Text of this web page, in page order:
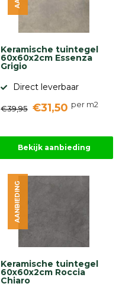
Keramische tuintegel
60x60x2cm Essenza
Grigio
Direct leverbaar
€39,95 €31,50 per m2
Bekijk aanbieding
Keramische tuintegel
60x60x2cm Roccia
Chiaro
AANBIEDING